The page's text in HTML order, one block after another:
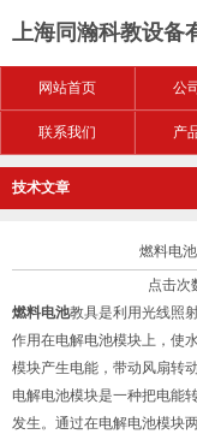
上海同瀚科教设备
网站首页 公
联系我们 产
技术文章
燃料电
点击次
燃料电池教具是利用光线照
作用在电解电池模块上，使
模块产生电能，带动风扇转动
电解电池模块是一种把电能
发生。通过在电解电池模块